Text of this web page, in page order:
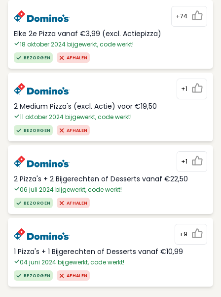
+74
Elke 2e Pizza vanaf €3,99 (excl. Actiepizza)
18 oktober 2024 bijgewerkt, code werkt!
BEZORGEN AFHALEN
+1
2 Medium Pizza's (excl. Actie) voor €19,50
11 oktober 2024 bijgewerkt, code werkt!
BEZORGEN AFHALEN
+1
2 Pizza's + 2 Bijgerechten of Desserts vanaf €22,50
06 juli 2024 bijgewerkt, code werkt!
BEZORGEN AFHALEN
+9
1 Pizza's + 1 Bijgerechten of Desserts vanaf €10,99
04 juni 2024 bijgewerkt, code werkt!
BEZORGEN AFHALEN